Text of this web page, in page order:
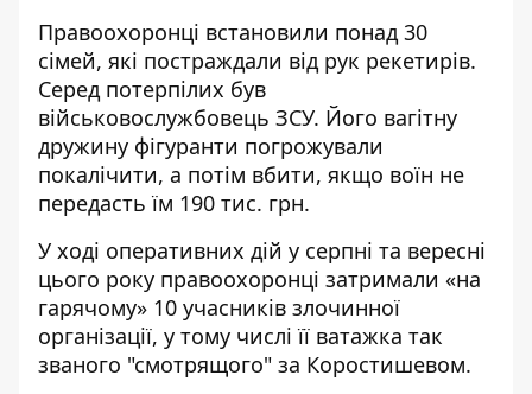
Правоохоронці встановили понад 30
сімей, які постраждали від рук рекетирів.
Серед потерпілих був
військовослужбовець ЗСУ. Його вагітну
дружину фігуранти погрожували
покалічити, а потім вбити, якщо воїн не
передасть їм 190 тис. грн.
У ході оперативних дій у серпні та вересні
цього року правоохоронці затримали «на
гарячому» 10 учасників злочинної
організації, у тому числі її ватажка так
званого "смотрящого" за Коростишевом.